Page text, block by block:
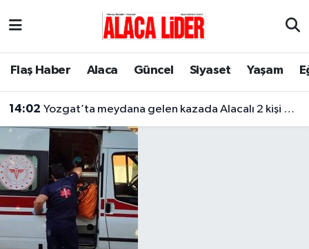
Flaş Haber Alaca Güncel Siyaset Yaşam
14:02 Yozgat’ta meydana gelen kazada Alacalı 2 kişi hayatını kaybetti
Çorum Nöbetçi Eczaneler
Çorum Trafik Yoğunluk Haritası
Süper Lig Puan Durumu ve Fikstür
Tüm Manşetler